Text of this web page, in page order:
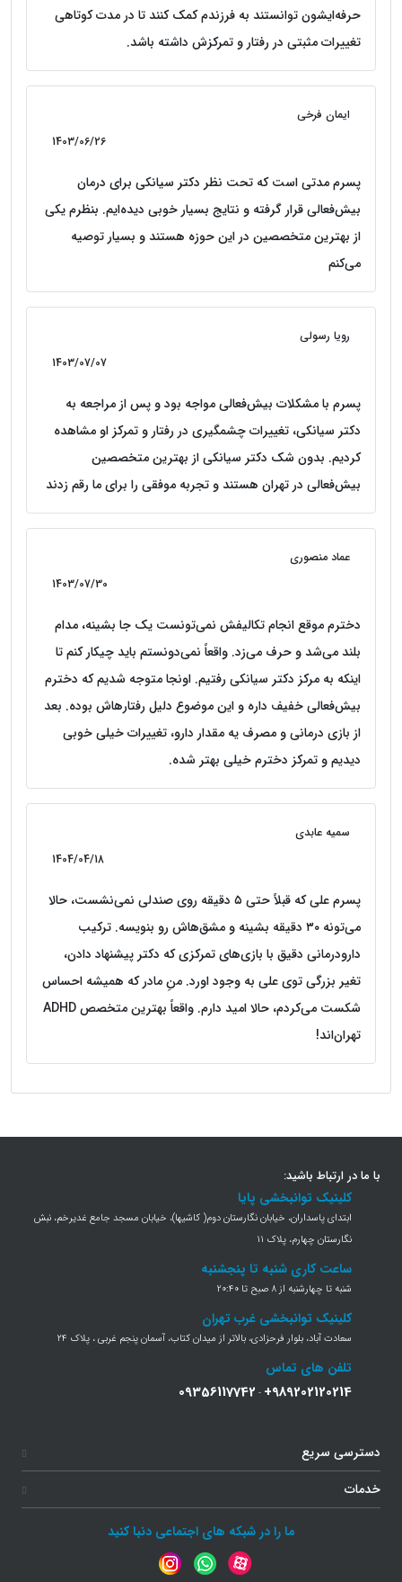
حرفه‌ایشون توانستند به فرزندم کمک کنند تا در مدت کوتاهی
تغییرات مثبتی در رفتار و تمرکزش داشته باشد.
ایمان فرخی
1403/06/26
پسرم مدتی است که تحت نظر دکتر سیانکی برای درمان
بیش‌فعالی قرار گرفته و نتایج بسیار خوبی دیده‌ایم. بنظرم یکی
از بهترین متخصصین در این حوزه هستند و بسیار توصیه
می‌کنم
رویا رسولی
1403/07/07
پسرم با مشکلات بیش‌فعالی مواجه بود و پس از مراجعه به
دکتر سیانکی، تغییرات چشمگیری در رفتار و تمرکز او مشاهده
کردیم. بدون شک دکتر سیانکی از بهترین متخصصین
بیش‌فعالی در تهران هستند و تجربه موفقی را برای ما رقم زدند
عماد منصوری
1403/07/30
دخترم موقع انجام تکالیفش نمی‌تونست یک جا بشینه، مدام
بلند می‌شد و حرف می‌زد. واقعاً نمی‌دونستم باید چیکار کنم تا
اینکه به مرکز دکتر سیانکی رفتیم. اونجا متوجه شدیم که دخترم
بیش‌فعالی خفیف داره و این موضوع دلیل رفتارهاش بوده. بعد
از بازی درمانی و مصرف یه مقدار دارو، تغییرات خیلی خوبی
دیدیم و تمرکز دخترم خیلی بهتر شده.
سمیه عابدی
1404/04/18
پسرم علی که قبلاً حتی ۵ دقیقه روی صندلی نمی‌نشست، حالا
می‌تونه ۳۰ دقیقه بشینه و مشق‌هاش رو بنویسه. ترکیب
دارودرمانی دقیق با بازی‌های تمرکزی که دکتر پیشنهاد دادن،
تغیر بزرگی توی علی به وجود اورد. منِ مادر که همیشه احساس
شکست می‌کردم، حالا امید دارم. واقعاً بهترین متخصص ADHD
تهران‌اند!
با ما در ارتباط باشید:
کلینیک توانبخشی پایا
ابتدای پاسداران، خیابان نگارستان دوم( کاشیها)، خیابان مسجد جامع غدیرخم، نبش
نگارستان چهارم، پلاک 11
ساعت کاری شنبه تا پنجشنبه
شنبه تا چهارشنبه از 8 صبح تا 20:40
کلینیک توانبخشی غرب تهران
سعادت آباد، بلوار فرحزادی، بالاتر از میدان کتاب، آسمان پنجم غربی ، پلاک 24
تلفن های تماس
+989202120214
-
09356117742
دسترسی سریع
خدمات
ما را در شبکه های اجتماعی دنبا کنید